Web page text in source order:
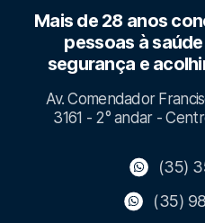
Mais de 28 anos
pessoas à
segurança e
Av. Comendador
3161 - 2° andar -
(35)
(35)